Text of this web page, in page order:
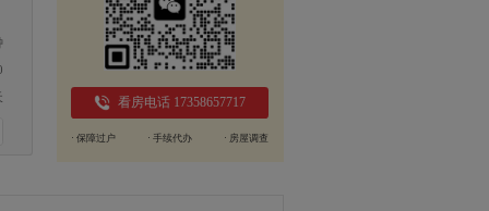
看房电话 17358657717
· 保障过户 · 手续代办 · 房屋调查